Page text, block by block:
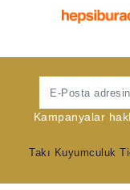
Kampanyalar
Takı Kuyumculuk